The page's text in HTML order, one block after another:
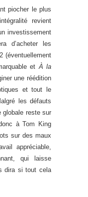
piocher le plus
revient
investissement
d’acheter les
(éventuellement
et À la
une réédition
et tout le
les défauts
globale reste sur
à Tom King
sur des maux
appréciable,
qui laisse
dira si tout cela